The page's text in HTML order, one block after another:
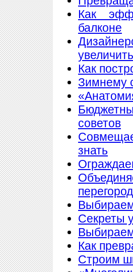
Как
балконе
Как
Зимнему
советов
знать
Секреты
Как
Строим